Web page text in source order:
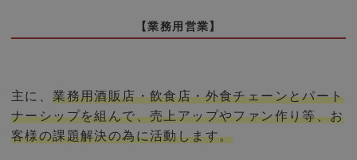
【業務用営業】
主に、業務用酒販店・飲食店・外食チェーンとパート
ナーシップを組んで、売上アップやファン作り等、お
客様の課題解決の為に活動します。